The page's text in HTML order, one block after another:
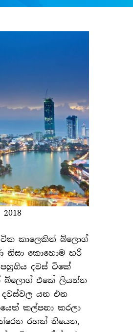
2018
ටික කාලෙකින් බ්ලොග්
නිසා කොහොම හරි
දවස් ටිකේ
බ්ලොග් එකේ ලියන්න
දවස්වල යන එන
කල්පනා කරලා
රහක් තියෙන,